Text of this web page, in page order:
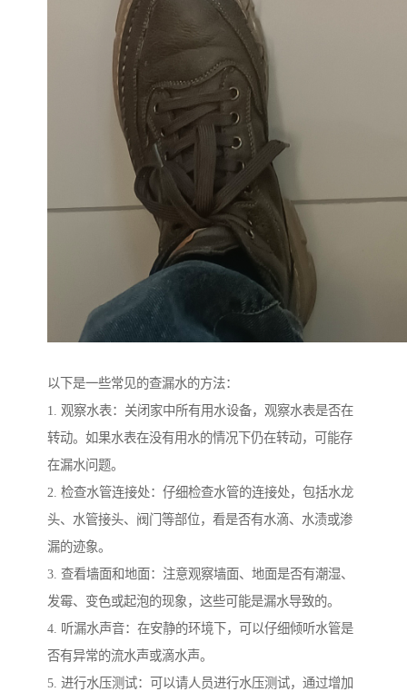
以下是一些常见的查漏水的方法：
1. 观察水表：关闭家中所有用水设备，观察水表是否在
转动。如果水表在没有用水的情况下仍在转动，可能存
在漏水问题。
2. 检查水管连接处：仔细检查水管的连接处，包括水龙
头、水管接头、阀门等部位，看是否有水滴、水渍或渗
漏的迹象。
3. 查看墙面和地面：注意观察墙面、地面是否有潮湿、
发霉、变色或起泡的现象，这些可能是漏水导致的。
4. 听漏水声音：在安静的环境下，可以仔细倾听水管是
否有异常的流水声或滴水声。
5. 进行水压测试：可以请人员进行水压测试，通过增加